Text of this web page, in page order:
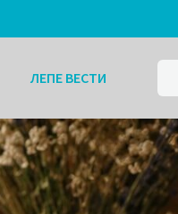
ЛЕПЕ ВЕСТИ